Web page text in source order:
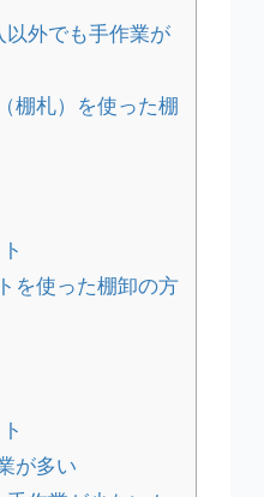
外でも手作業が
棚札）を使った棚
を使った棚卸の方
が多い